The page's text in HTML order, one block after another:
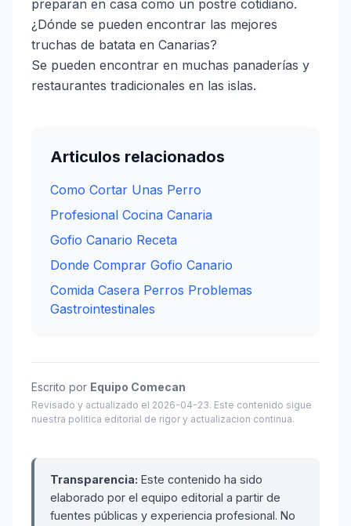
preparan en casa como un postre cotidiano.
¿Dónde se pueden encontrar las mejores
truchas de batata en Canarias?
Se pueden encontrar en muchas panaderías y
restaurantes tradicionales en las islas.
Articulos relacionados
Como Cortar Unas Perro
Profesional Cocina Canaria
Gofio Canario Receta
Donde Comprar Gofio Canario
Comida Casera Perros Problemas
Gastrointestinales
Escrito por Equipo Comecan
Revisado y actualizado el 2026-04-23. Este contenido sigue
nuestra politica editorial de rigor y actualizacion continua.
Transparencia: Este contenido ha sido
elaborado por el equipo editorial a partir de
fuentes públicas y experiencia profesional. No